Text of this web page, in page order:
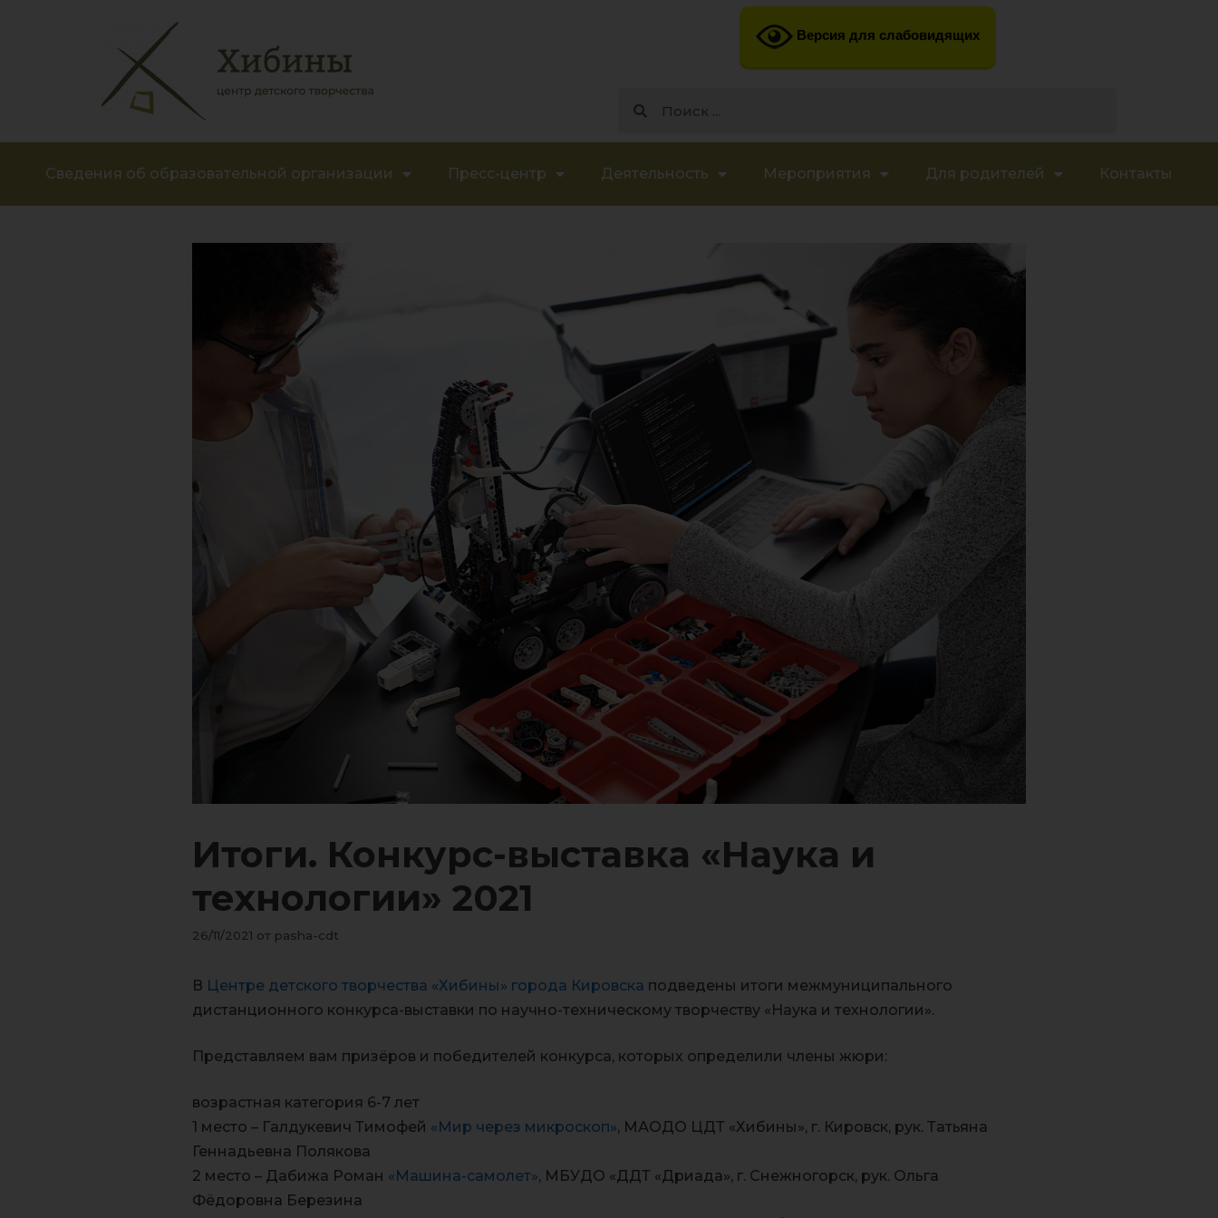
Версия для слабовидящих
Сведения об образовательной организации Пресс-центр Деятельность Мероприятия Для родителей Контакты
Итоги. Конкурс-выставка «Наука и
технологии» 2021
26/11/2021 от pasha-cdt
В Центре детского творчества «Хибины» города Кировска подведены итоги межмуниципального
дистанционного конкурса-выставки по научно-техническому творчеству «Наука и технологии».
Представляем вам призёров и победителей конкурса, которых определили члены жюри:
возрастная категория 6-7 лет
1 место – Галдукевич Тимофей «Мир через микроскоп», МАОДО ЦДТ «Хибины», г. Кировск, рук. Татьяна
Геннадьевна Полякова
2 место – Дабижа Роман «Машина-самолет», МБУДО «ДДТ «Дриада», г. Снежногорск, рук. Ольга
Фёдоровна Березина